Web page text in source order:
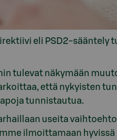
eli PSD2-sääntely
tulevat näkymään
että nykyisten
tunnistautua.
useita
ilmoittamaan